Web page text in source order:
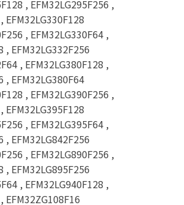
, EFM32LG295F256 ,
EFM32LG330F128
, EFM32LG330F64 ,
, EFM32LG332F256
, EFM32LG380F128 ,
, EFM32LG380F64
, EFM32LG390F256 ,
EFM32LG395F128
, EFM32LG395F64 ,
, EFM32LG842F256
, EFM32LG890F256 ,
, EFM32LG895F256
, EFM32LG940F128 ,
EFM32ZG108F16